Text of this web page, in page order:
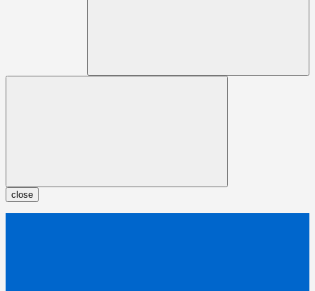
close